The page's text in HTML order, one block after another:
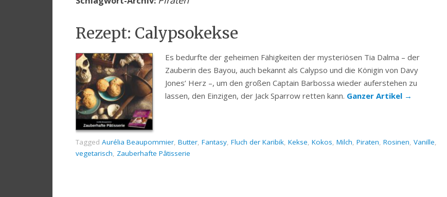
Rezept: Calypsokekse
Es bedurfte der geheimen Fähigkeiten der mysteriösen Tia Dalma – der
Zauberin des Bayou, auch bekannt als Calypso und die Königin von Davy
Jones’ Herz –, um den großen Captain Barbossa wieder auferstehen zu
lassen, den Einzigen, der Jack Sparrow retten kann. Ganzer Artikel →
Tagged Aurélia Beaupommier, Butter, Fantasy, Fluch der Karibik, Kekse, Kokos, Milch, Piraten, Rosinen, Vanille,
vegetarisch, Zauberhafte Pâtisserie